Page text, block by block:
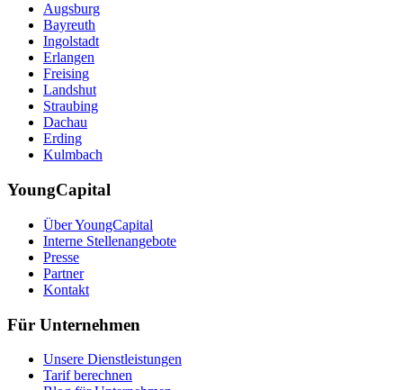
Augsburg
Bayreuth
Ingolstadt
Erlangen
Freising
Landshut
Straubing
Dachau
Erding
Kulmbach
YoungCapital
Über YoungCapital
Interne Stellenangebote
Presse
Partner
Kontakt
Für Unternehmen
Unsere Dienstleistungen
Tarif berechnen